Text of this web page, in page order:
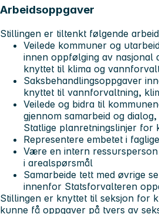
Arbeidsoppgaver
Stillingen er tiltenkt følgende
Veilede kommuner og
innen oppfølging av nasjonal
knyttet til klima og
Saksbehandlingsoppgaver
knyttet til vannforvaltning,
Veilede og bidra til
gjennom samarbeid og
Statlige planretningslinjer for
Representere embetet i
Være en intern
i arealspørsmål
Samarbeide tett med øvrige
innenfor Statsforvalteren
Stillingen er knyttet til seksjon for
kunne få oppgaver på tvers av